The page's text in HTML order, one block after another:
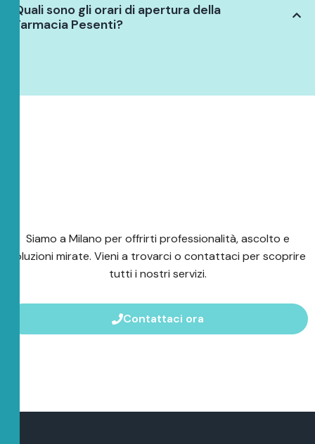
Quali sono gli orari di apertura della
Farmacia Pesenti?
Siamo a Milano per offrirti professionalità, ascolto e
soluzioni mirate. Vieni a trovarci o contattaci per scoprire
tutti i nostri servizi.
Contattaci ora